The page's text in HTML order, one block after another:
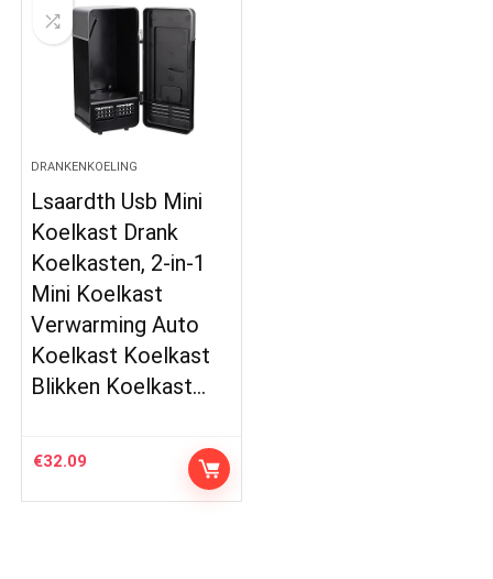
DRANKENKOELING
Lsaardth Usb Mini
Koelkast Drank
Koelkasten, 2-in-1
Mini Koelkast
Verwarming Auto
Koelkast Koelkast
Blikken Koelkast…
€32.09